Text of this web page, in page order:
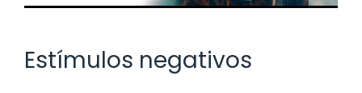
Estímulos negativos